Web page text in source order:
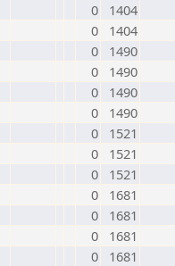
0
1404
0
1404
0
1490
0
1490
0
1490
0
1490
0
1521
0
1521
0
1521
0
1681
0
1681
0
1681
0
1681